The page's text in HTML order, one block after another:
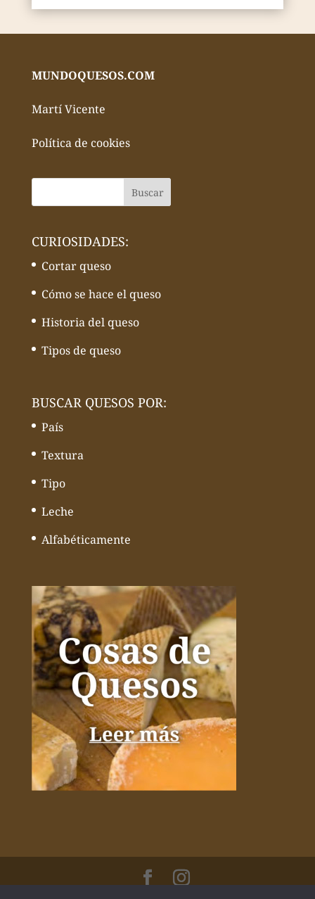
MUNDOQUESOS.COM
Martí Vicente
Política de cookies
CURIOSIDADES:
Cortar queso
Cómo se hace el queso
Historia del queso
Tipos de queso
BUSCAR QUESOS POR:
País
Textura
Tipo
Leche
Alfabéticamente